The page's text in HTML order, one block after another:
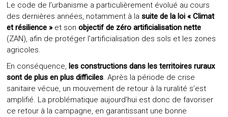
Le code de l’urbanisme a particulièrement évolué au cours
des dernières années, notamment à lasuite de la loi « Climat
et résilience »et sonobjectif de zéro artificialisation nette
(ZAN), afin de protéger l’artificialisation des sols et les zones
agricoles.
En conséquence,les constructions dans les territoires ruraux
sont de plus en plus difficiles. Après la période de crise
sanitaire vécue, un mouvement de retour à la ruralité s’est
amplifié. La problématique aujourd’hui est donc de favoriser
ce retour à la campagne, en garantissant une bonne